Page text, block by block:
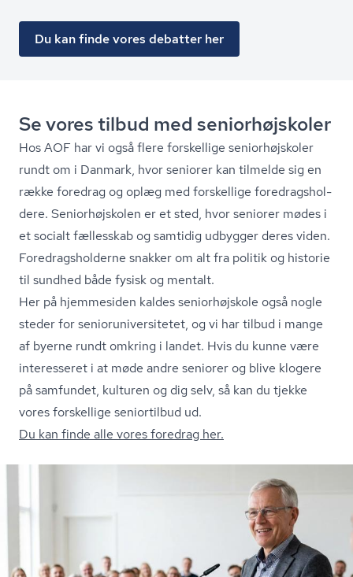
Du kan finde vores debatter her
Se vores tilbud med se­ni­o­r­højsko­ler
Hos AOF har vi også flere forskellige se­ni­o­r­højsko­ler
rundt om i Danmark, hvor seniorer kan tilmelde sig en
række foredrag og oplæg med forskellige fored­rags­hol­
de­re. Se­ni­o­r­højsko­len er et sted, hvor seniorer mødes i
et socialt fællesskab og samtidig udbygger deres viden.
Fored­rags­hol­der­ne snakker om alt fra politik og historie
til sundhed både fysisk og mentalt.
Her på hjemmesiden kaldes seniorhøjskole også nogle
steder for se­ni­o­ru­ni­ver­si­te­tet, og vi har tilbud i mange
af byerne rundt omkring i landet. Hvis du kunne være
interesseret i at møde andre seniorer og blive klogere
på samfundet, kulturen og dig selv, så kan du tjekke
vores forskellige seniortilbud ud.
Du kan finde alle vores foredrag her.